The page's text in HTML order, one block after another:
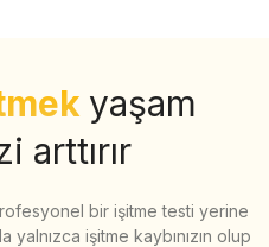
yaşam
arttırır
bir işitme testi yerine
işitme kaybınızın olup